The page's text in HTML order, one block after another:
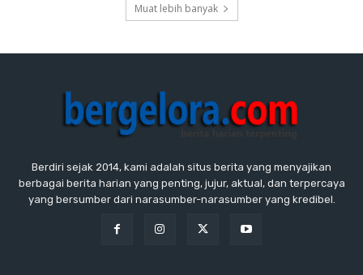
Muat lebih banyak
Berdiri sejak 2014, kami adalah situs berita yang menyajikan
berbagai berita harian yang penting, jujur, aktual, dan terpercaya
yang bersumber dari narasumber-narasumber yang kredibel.